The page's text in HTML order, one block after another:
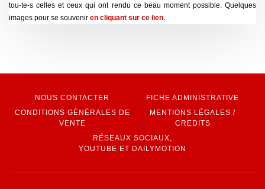
tou-te-s celles et ceux qui ont rendu ce beau moment possible. Quelques
images pour se souvenir en cliquant sur ce lien.
NOUS CONTACTER
FICHE ADMINISTRATIVE
CONDITIONS GÉNÉRALES DE
VENTE
MENTIONS LÉGALES /
CREDITS
RÉSEAUX SOCIAUX,
YOUTUBE ET DAILYMOTION